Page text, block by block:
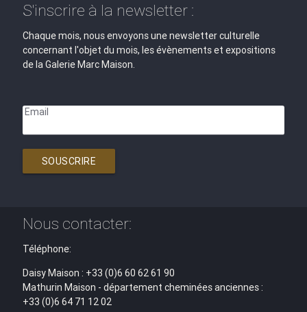
S'inscrire à la newsletter :
Chaque mois, nous envoyons une newsletter culturelle
concernant l'objet du mois, les évènements et expositions
de la Galerie Marc Maison.
Email
SOUSCRIRE
Nous contacter:
Téléphone:
Daisy Maison : +33 (0)6 60 62 61 90
Mathurin Maison - département cheminées anciennes :
+33 (0)6 64 71 12 02